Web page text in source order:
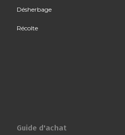
Désherbage
Récolte
Guide d'achat